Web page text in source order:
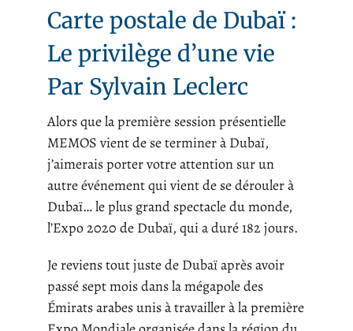
Carte postale de Dubaï :
Le privilège d’une vie
Par Sylvain Leclerc
Alors que la première session présentielle
MEMOS vient de se terminer à Dubaï,
j’aimerais porter votre attention sur un
autre événement qui vient de se dérouler à
Dubaï… le plus grand spectacle du monde,
l’Expo 2020 de Dubaï, qui a duré 182 jours.
Je reviens tout juste de Dubaï après avoir
passé sept mois dans la mégapole des
Émirats arabes unis à travailler à la première